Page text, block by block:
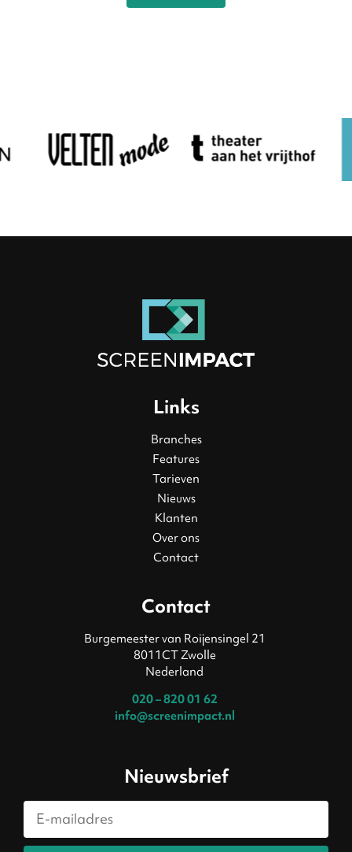
Links
Branches
Features
Tarieven
Nieuws
Klanten
Over ons
Contact
Contact
Burgemeester van Roijensingel 21
8011CT Zwolle
Nederland
020 – 820 01 62
info@screenimpact.nl
Nieuwsbrief